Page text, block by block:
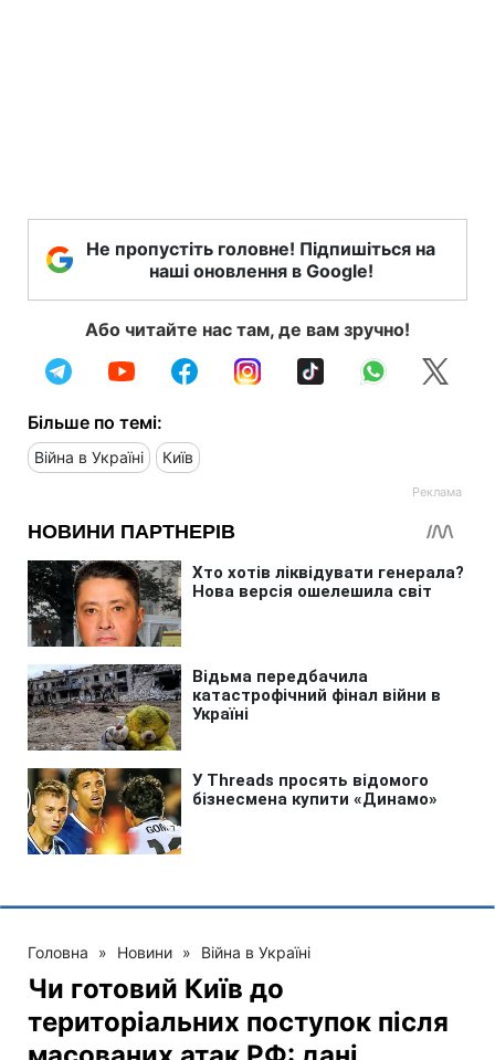
Не пропустіть головне! Підпишіться на
наші оновлення в Google!
Або читайте нас там, де вам зручно!
Більше по темі:
Війна в Україні Київ
Головна » Новини » Війна в Україні
Чи готовий Київ до
територіальних поступок після